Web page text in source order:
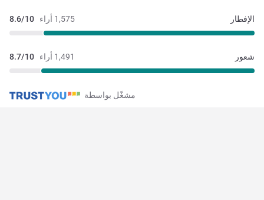
1,575 أراء 8.6/10 الإفطار
1,491 أراء 8.7/10 شعور
مشغّل بواسطة